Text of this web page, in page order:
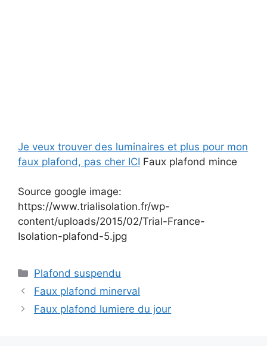
Je veux trouver des luminaires et plus pour mon
faux plafond, pas cher ICI Faux plafond mince
Source google image:
https://www.trialisolation.fr/wp-
content/uploads/2015/02/Trial-France-
Isolation-plafond-5.jpg
Catégories
Plafond suspendu
Faux plafond minerval
Faux plafond lumiere du jour